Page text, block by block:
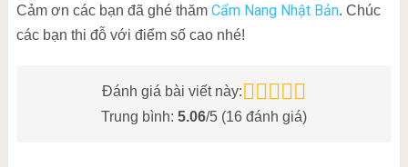
Cảm ơn các bạn đã ghé thăm Cẩm Nang Nhật Bản. Chúc
các bạn thi đỗ với điểm số cao nhé!
Đánh giá bài viết này:
Trung bình: 5.06/5 (16đánh giá)